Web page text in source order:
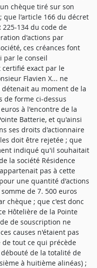
chèque tiré sur son
que l'article 166 du décret
134 du code de
d'actions par
ces créances font
par le conseil
exact par le
Flavien X... ne
au moment de la
de forme ci-dessus
à l'encontre de la
Batterie, et qu'ainsi
ses droits d'actionnaire
doit être rejetée ; que
indiqué qu'il souhaitait
la société Résidence
pas à cette
une quantité d'actions
de 7. 500 euros
chèque ; que c'est donc
Hôtelière de la Pointe
de souscription ne
causes n'étaient pas
tout ce qui précède
de la totalité de
à huitième alinéas) ;